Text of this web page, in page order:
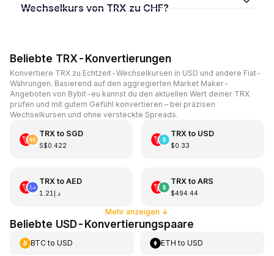
Wechselkurs von TRX zu CHF?
Beliebte TRX-Konvertierungen
Konvertiere TRX zu Echtzeit-Wechselkursen in USD und andere Fiat-
Währungen. Basierend auf den aggregierten Market Maker-
Angeboten von Bybit-eu kannst du den aktuellen Wert deiner TRX
prüfen und mit gutem Gefühl konvertieren – bei präzisen
Wechselkursen und ohne versteckte Spreads.
TRXto SGD
S$0.422
TRXto USD
$0.33
TRXto AED
د.إ1.21
TRXto ARS
$494.44
Mehr anzeigen ↓
Beliebte USD-Konvertierungspaare
BTCto USD ETH toUSD